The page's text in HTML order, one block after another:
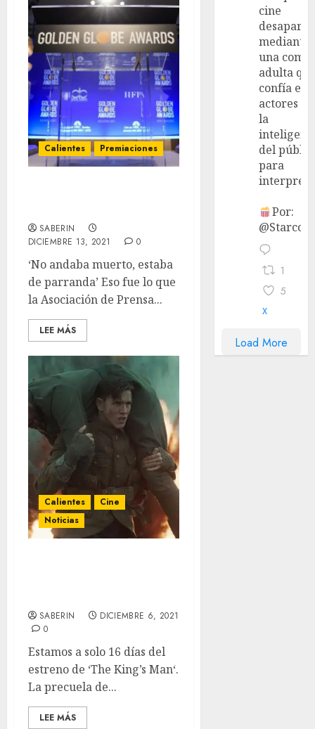
Calientes Premiaciones
SABERIN
DICIEMBRE 13, 2021
0
‘No andaba muerto, estaba
de parranda’ Eso fue lo que
la Asociación de Prensa...
LEE MÁS
Calientes
Cine
Noticias
SABERIN
DICIEMBRE 6, 2021
0
Estamos a solo 16 días del
estreno de ‘The King’s Man‘.
La precuela de...
LEE MÁS
cine
mediante
una
adulta
confía en
actores y
la
del
para
Por:
1
5
X
Load More